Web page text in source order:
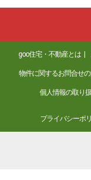
goo住宅・不動産とは
物件に関するお問合せ
個人情報の取り
プライバシーポ